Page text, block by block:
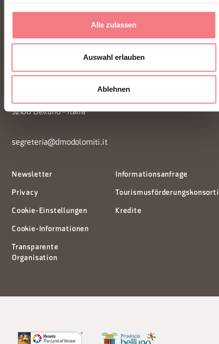
Alle zulassen
Auswahl erlauben
Ablehnen
32100 Belluno - Italia
segreteria@dmodolomiti.it
Newsletter
Privacy
Cookie-Einstellungen
Cookie-Informationen
Transparente
Organisation
Informationsanfrage
Kredite